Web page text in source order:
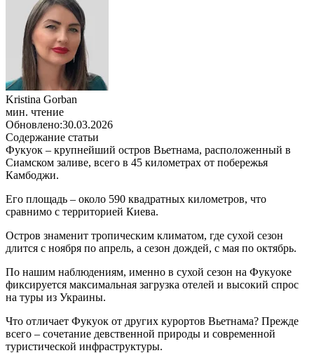
Kristina Gorban
мин. чтение
Обновлено:30.03.2026
Содержание статьи
Фукуок – крупнейший остров Вьетнама, расположенный в
Сиамском заливе, всего в 45 километрах от побережья
Камбоджи.
Его площадь – около 590 квадратных километров, что
сравнимо с территорией Киева.
Остров знаменит тропическим климатом, где сухой сезон
длится с ноября по апрель, а сезон дождей, с мая по октябрь.
По нашим наблюдениям, именно в сухой сезон на Фукуоке
фиксируется максимальная загрузка отелей и высокий спрос
на туры из Украины.
Что отличает Фукуок от других курортов Вьетнама? Прежде
всего – сочетание девственной природы и современной
туристической инфраструктуры.